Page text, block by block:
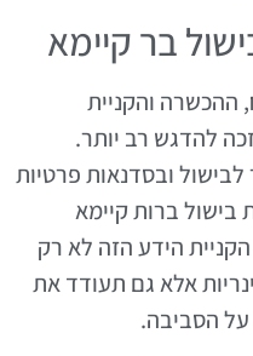
בר קיימא
ההכשרה והקניית
להדגש רב יותר.
ובסדנאות פרטיות
בישול ברות קיימא
הידע הזה לא רק
אלא גם תעודד את
הסביבה.